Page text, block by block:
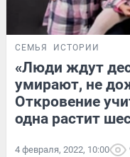
СЕМЬЯ ИСТОРИИ
«Люди ждут
умирают, не
Откровение
одна растит
4 февраля, 2022, 10:00